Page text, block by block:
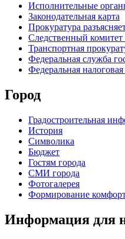
Исполнительные
Законодательная карта
Прокуратура
Следственный
Транспортная
Федеральная служба
Федеральная
Город
Градостроительная
История
Символика
Бюджет
Гостям города
СМИ города
Фотогалерея
Формирование
Информация для